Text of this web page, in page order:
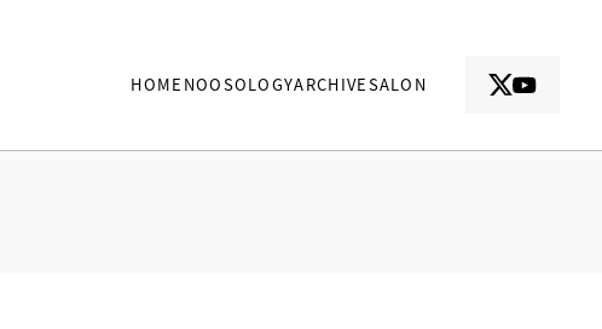
HOME NOOSOLOGYARCHIVESALON